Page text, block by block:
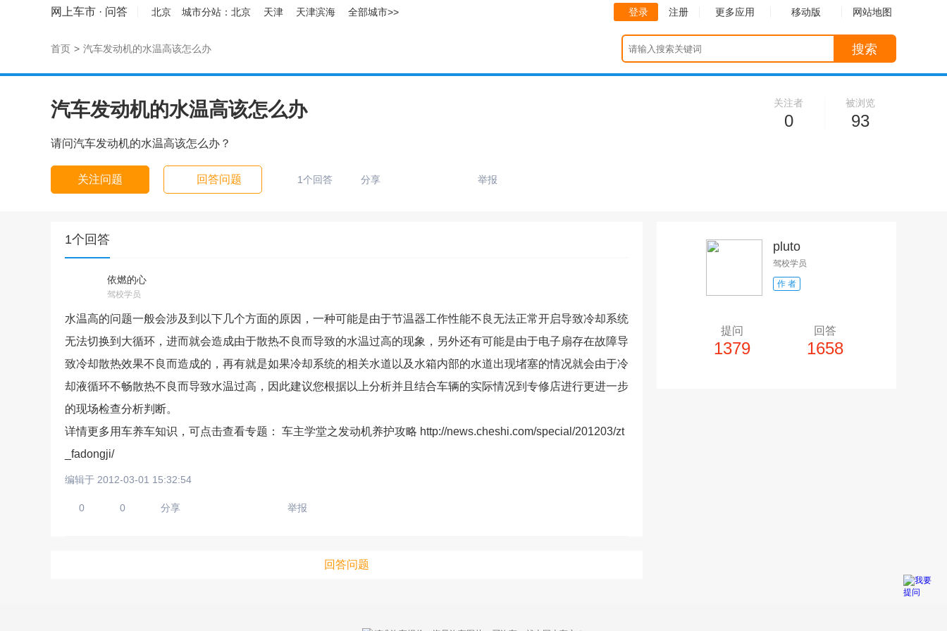
网上车市 · 问答 北京 城市分站： 北京 天津 天津滨海 全部城市>> 登录 注册 更多应用 移动版 网站地图
首页 > 汽车发动机的水温高该怎么办 搜索
汽车发动机的水温高该怎么办
请问汽车发动机的水温高该怎么办？
关注问题 回答问题 1个回答 分享 举报
被浏览
93
关注者
0
1个回答
依燃的心
驾校学员
水温高的问题一般会涉及到以下几个方面的原因，一种可能是由于节温器工作性能不良无法正常开启导致冷却系统
无法切换到大循环，进而就会造成由于散热不良而导致的水温过高的现象，另外还有可能是由于电子扇存在故障导
致冷却散热效果不良而造成的，再有就是如果冷却系统的相关水道以及水箱内部的水道出现堵塞的情况就会由于冷
却液循环不畅散热不良而导致水温过高，因此建议您根据以上分析并且结合车辆的实际情况到专修店进行更进一步
的现场检查分析判断。
详情更多用车养车知识，可点击查看专题： 车主学堂之发动机养护攻略 http://news.cheshi.com/special/201203/zt
_fadongji/
编辑于 2012-03-01 15:32:54
0 0 分享 举报
回答问题
pluto
驾校学员
作 者
提问
1379
回答
1658
上传手机图片
扫描二维码即刻上传手机相册图片
上传图片最多为20张，单张容量小于5M
图片支持：JPG / PNG / GIF格式
请输入视频地址，目前暂时只支持优酷
上传视频最多10个，单个视频小于200M